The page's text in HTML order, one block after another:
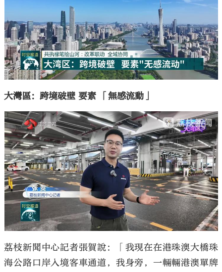
大灣區：跨境破壁 要素 「無感流動」
荔枝新聞中心記者張賀說：「我現在在港珠澳大橋珠
海公路口岸入境客車通道，我身旁，一輛輛港澳單牌